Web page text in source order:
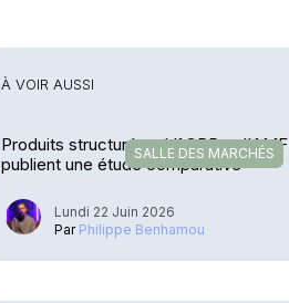
À VOIR AUSSI
SALLE DES MARCHÉS
Produits structurés – L’ACPR et l'AMF
publient une étude comparative
Lundi 22 Juin 2026
Par Philippe Benhamou